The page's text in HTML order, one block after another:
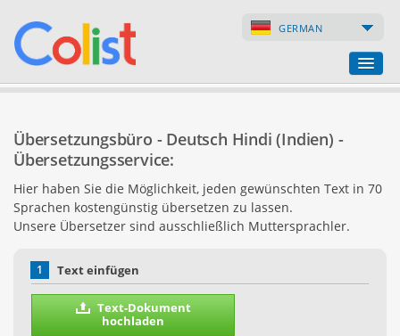
GERMAN
Firmenverzeichnis
Webseiten
Internet-Shops
Übersetzungsbüro - Deutsch Hindi (Indien) -
Übersetzungsservice:
Hier haben Sie die Möglichkeit, jeden gewünschten Text in 70
Sprachen kostengünstig übersetzen zu lassen.
Unsere Übersetzer sind ausschließlich Muttersprachler.
1 Text einfügen
Text-Dokument
hochladen